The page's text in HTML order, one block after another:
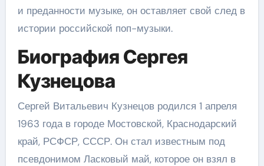
и преданности музыке, он оставляет свой след в
истории российской поп-музыки.
Биография Сергея
Кузнецова
Сергей Витальевич Кузнецов родился 1 апреля
1963 года в городе Мостовской, Краснодарский
край, РСФСР, СССР. Он стал известным под
псевдонимом Ласковый май, которое он взял в